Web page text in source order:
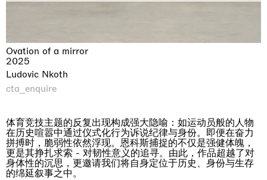
Ovation of a mirror
2025
Ludovic Nkoth
cta_enquire
体育竞技主题的反复出现构成强大隐喻：如运动员般的人物
在历史喧嚣中通过仪式化行为诉说纪律与身份。即便在奋力
拼搏时，脆弱性依然浮现。恩科斯捕捉的不仅是强健体魄，
更是其挣扎求索 - 对韧性意义的追寻。由此，作品超越了对
身体性的沉思，更邀请我们将自身定位于历史、身份与生存
的绵延叙事之中。